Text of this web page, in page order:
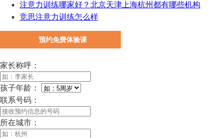
注意力训练哪家好？北京天津上海杭州都有哪些机构
竞思注意力训练怎么样
预约免费体验课
家长称呼：
孩子年龄：
联系号码：
所在城市：